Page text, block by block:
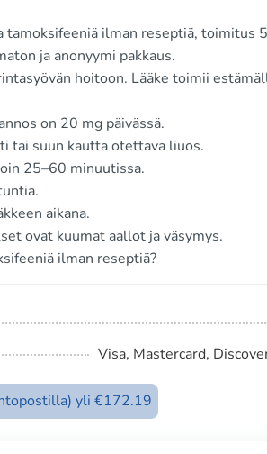
ilman reseptiä, toimitus
ja anonyymi pakkaus.
hoitoon. Lääke toimii
on 20 mg päivässä.
tai suun kautta otettava liuos.
25–60 minuutissa.
aikana.
ovat kuumat aallot ja väsymys.
ilman reseptiä?
Visa, Mastercard,
yli €172.19